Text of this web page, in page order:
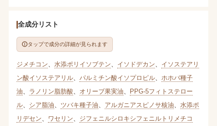
全成分リスト
タップで成分の詳細が見られます
ジメチコン 水添ポリイソブテン イソドデカン
イソステアリ
ン酸イソステアリル、 パルミチン酸イソプロピル、 ホホバ種子
油
ラノリン脂肪酸 オリーブ果実油
PPG-5フィトステロー
ル、 シア脂油 ツバキ種子油 アルガニアスピノサ核油
水添ポ
リデセン
ワセリン
ジフェニルシロキシフェニルトリメチコ